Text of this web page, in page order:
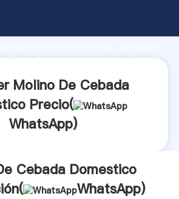
producción, fuerza de
Domestico proveedor crea el valor
Molino De Cebada
Precio(
WhatsApp)
Cebada Domestico
WhatsApp)